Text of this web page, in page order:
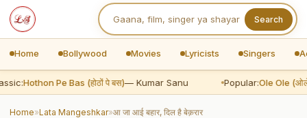
Search
Home Bollywood Movies Lyricists Singers
Hothon Pe Bas (होठों पे बस)— Kumar Sanu Popular:Ole Ole
Home»Lata Mangeshkar»आ जा आई बहार, दिल है बेक़रार